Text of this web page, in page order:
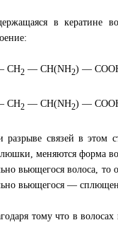
в кератине
CH2 — CH(NH2) —
CH2 — CH(NH2) —
разрыве связей в этом
меняются форма
вьющегося волоса, то
вьющегося —
тому что в